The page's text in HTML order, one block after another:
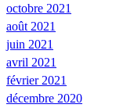
octobre 2021
août 2021
juin 2021
avril 2021
février 2021
décembre 2020